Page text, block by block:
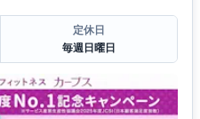
定休日
毎週日曜日